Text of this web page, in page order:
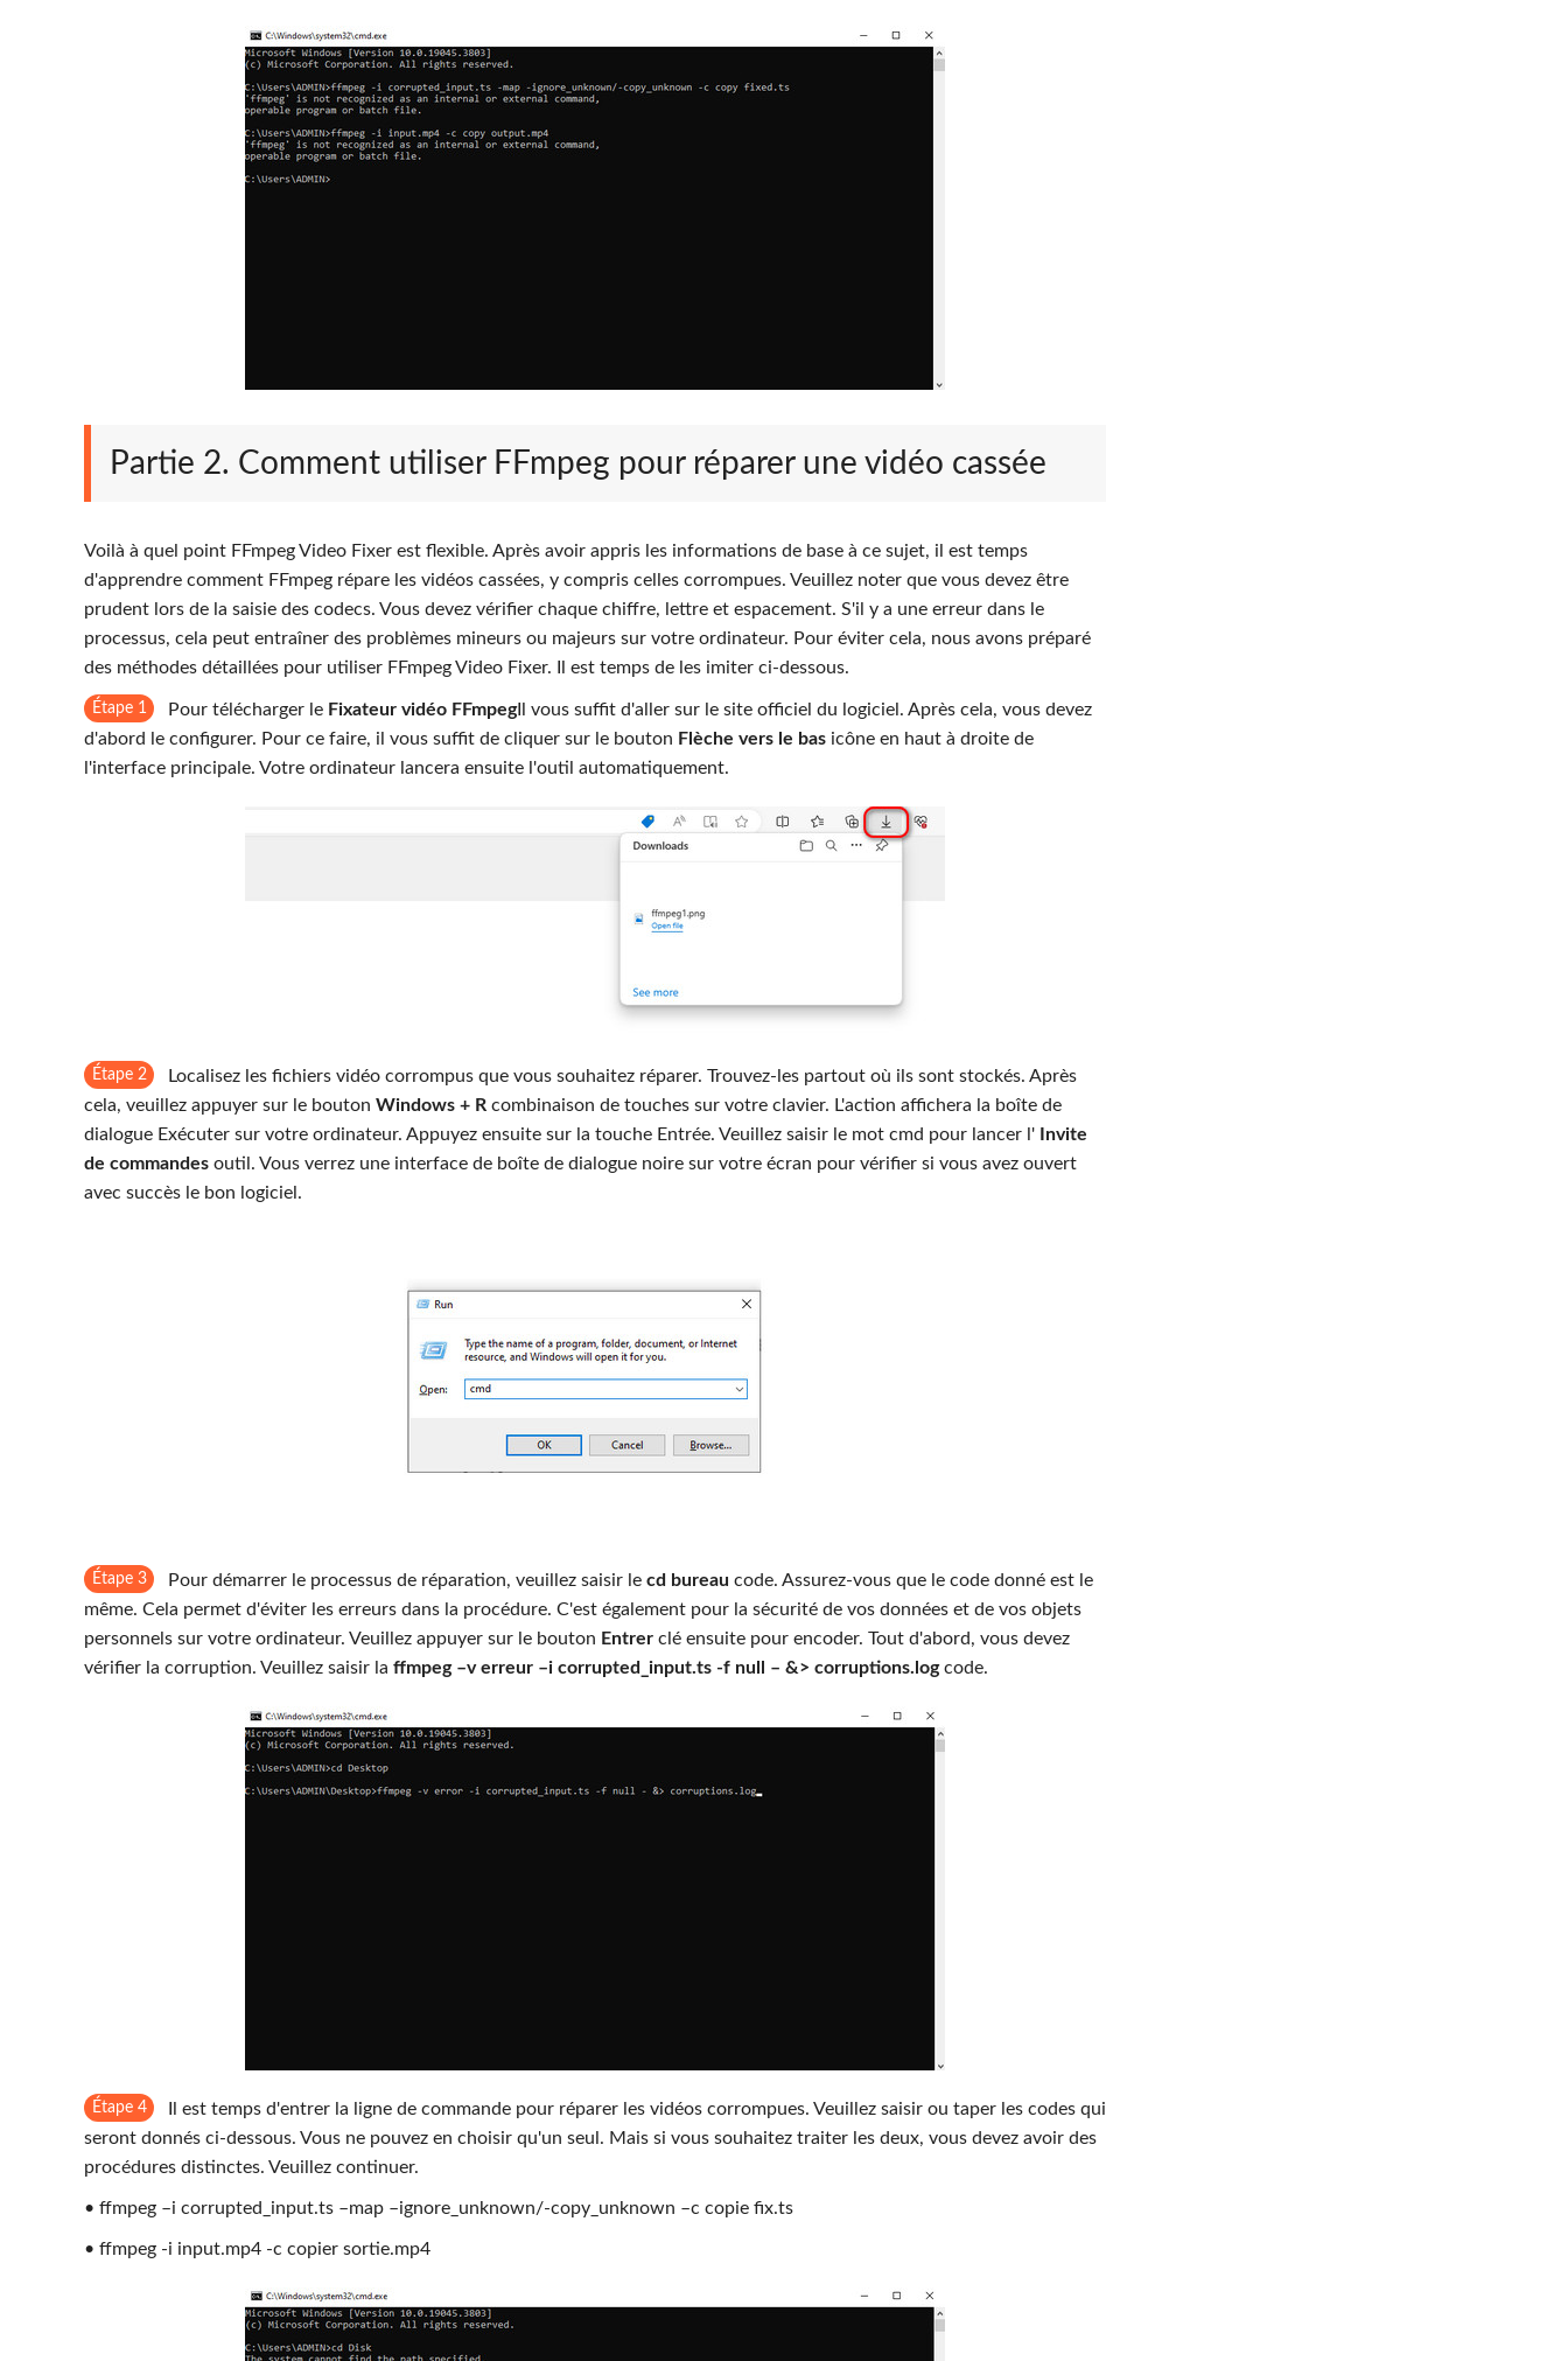
Partie 2. Comment utiliser FFmpeg pour réparer une vidéo cassée
Voilà à quel point FFmpeg Video Fixer est flexible. Après avoir appris les informations de base à ce sujet, il est temps
d'apprendre comment FFmpeg répare les vidéos cassées, y compris celles corrompues. Veuillez noter que vous devez être
prudent lors de la saisie des codecs. Vous devez vérifier chaque chiffre, lettre et espacement. S'il y a une erreur dans le
processus, cela peut entraîner des problèmes mineurs ou majeurs sur votre ordinateur. Pour éviter cela, nous avons préparé
des méthodes détaillées pour utiliser FFmpeg Video Fixer. Il est temps de les imiter ci-dessous.
Étape 1 Pour télécharger le Fixateur vidéo FFmpegIl vous suffit d'aller sur le site officiel du logiciel. Après cela, vous devez
d'abord le configurer. Pour ce faire, il vous suffit de cliquer sur le bouton Flèche vers le bas icône en haut à droite de
l'interface principale. Votre ordinateur lancera ensuite l'outil automatiquement.
Étape 2
Localisez les fichiers vidéo corrompus que vous souhaitez réparer. Trouvez-les partout où ils sont stockés. Après
cela, veuillez appuyer sur le bouton Windows + R combinaison de touches sur votre clavier. L'action affichera la boîte de
dialogue Exécuter sur votre ordinateur. Appuyez ensuite sur la touche Entrée. Veuillez saisir le mot cmd pour lancer l'
Invite
de commandes outil. Vous verrez une interface de boîte de dialogue noire sur votre écran pour vérifier si vous avez ouvert
avec succès le bon logiciel.
Étape 3 Pour démarrer le processus de réparation, veuillez saisir le cd bureau code. Assurez-vous que le code donné est le
même. Cela permet d'éviter les erreurs dans la procédure. C'est également pour la sécurité de vos données et de vos objets
personnels sur votre ordinateur. Veuillez appuyer sur le bouton Entrer clé ensuite pour encoder. Tout d'abord, vous devez
vérifier la corruption. Veuillez saisir la ffmpeg –v erreur –i corrupted_input.ts -f null – &> corruptions.logcode.
Étape 4
Il est temps d'entrer la ligne de commande pour réparer les vidéos corrompues. Veuillez saisir ou taper les codes qui
seront donnés ci-dessous. Vous ne pouvez en choisir qu'un seul. Mais si vous souhaitez traiter les deux, vous devez avoir des
procédures distinctes. Veuillez continuer.
• ffmpeg –i corrupted_input.ts –map –ignore_unknown/-copy_unknown –c copie fix.ts
• ffmpeg -i input.mp4 -c copier sortie.mp4